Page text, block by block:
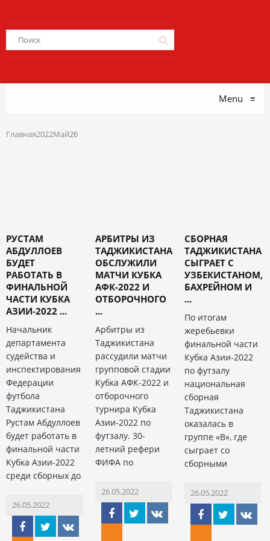
Menu ≡
Главная2022Май26
РУСТАМ
АБДУЛЛОЕВ
БУДЕТ
РАБОТАТЬ В
ФИНАЛЬНОЙ
ЧАСТИ КУБКА
АЗИИ-2022 ...
Начальник
департамента
судейства и
инспектирования
Федерации
футбола
Таджикистана
Рустам Абдуллоев
будет работать в
финальной части
Кубка Азии-2022
среди сборных до
26.05.2022
АРБИТРЫ ИЗ
ТАДЖИКИСТАНА
ОБСЛУЖИЛИ
МАТЧИ КУБКА
АФК-2022 И
ОТБОРОЧНОГО
...
Арбитры из
Таджикистана
рассудили матчи
групповой стадии
Кубка АФК-2022 и
отборочного
турнира Кубка
Азии-2022 по
футзалу. 30-
летний рефери
ФИФА по
26.05.2022
СБОРНАЯ
ТАДЖИКИСТАНА
СЫГРАЕТ С
УЗБЕКИСТАНОМ,
БАХРЕЙНОМ И
...
По итогам
жеребьевки
финальной части
Кубка Азии-2022
по футзалу
национальная
сборная
Таджикистана
оказалась в
группе «В», где
сыграет со
сборными
26.05.2022